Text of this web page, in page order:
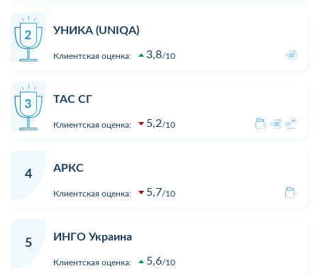
УНИКА (UNIQA)
Клиентская оценка: 3,8 10
ТАС СГ
Клиентская оценка: 5,2 10
4
АРКС
Клиентская оценка: 5,7 10
5
ИНГО Украина
Клиентская оценка: 5,6 10